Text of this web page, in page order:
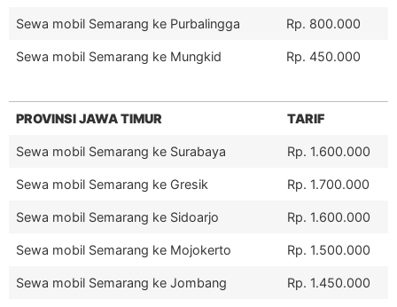
Sewa mobil Semarang ke Purbalingga Rp. 800.000
Sewa mobil Semarang ke Mungkid Rp. 450.000
PROVINSI JAWA TIMUR TARIF
Sewa mobil Semarang ke Surabaya Rp. 1.600.000
Sewa mobil Semarang ke Gresik Rp. 1.700.000
Sewa mobil Semarang ke Sidoarjo Rp. 1.600.000
Sewa mobil Semarang ke Mojokerto Rp. 1.500.000
Sewa mobil Semarang ke Jombang Rp. 1.450.000